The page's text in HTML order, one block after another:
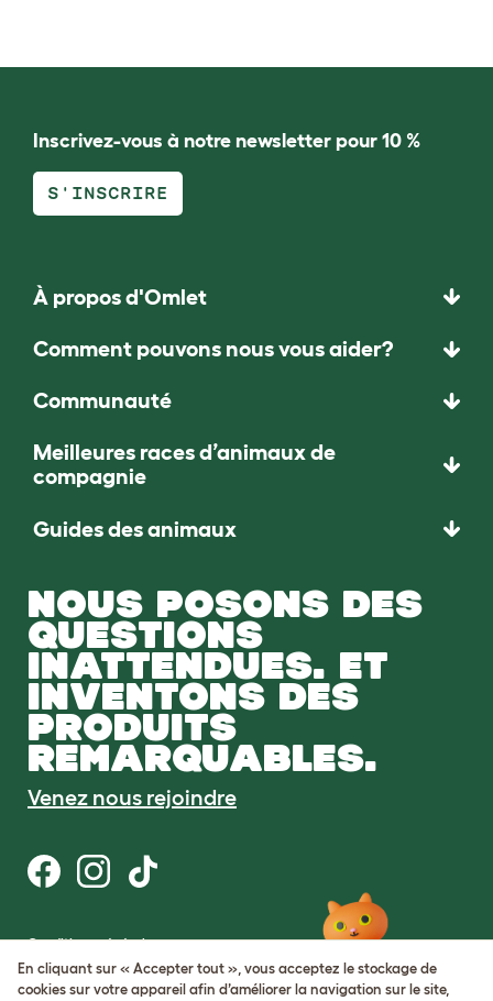
Inscrivez-vous à notre newsletter pour 10 %
S'INSCRIRE
À propos d'Omlet
Comment pouvons nous vous aider?
Communauté
Meilleures races d’animaux de
compagnie
Guides des animaux
NOUS POSONS DES
QUESTIONS
INATTENDUES. ET
INVENTONS DES
PRODUITS
REMARQUABLES.
Venez nous rejoindre
Conditions générales
Protection de la vie privée et cookies
Cookie Settings
En cliquant sur « Accepter tout », vous acceptez le stockage de
cookies sur votre appareil afin d’améliorer la navigation sur le site,